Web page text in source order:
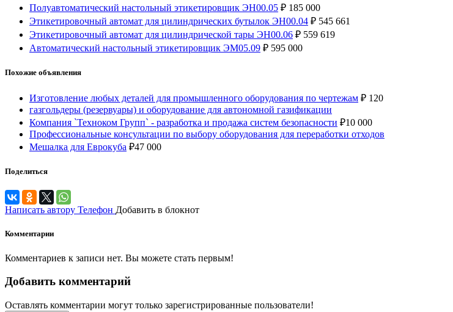
Полуавтоматический настольный этикетировщик ЭН00.05 ₽ 185 000
Этикетировочный автомат для цилиндрических бутылок ЭН00.04 ₽ 545 661
Этикетировочный автомат для цилиндрической тары ЭН00.06 ₽ 559 619
Автоматический настольный этикетировщик ЭМ05.09 ₽ 595 000
Похожие объявления
Изготовление любых деталей для промышленного оборудования по чертежам ₽ 120
газгольдеры (резервуары) и оборудование для автономной газификации
Компания `Техноком Групп` - разработка и продажа систем безопасности ₽10 000
Профессиональные консультации по выбору оборудования для переработки отходов
Мешалка для Еврокуба ₽47 000
Поделиться
Написать автору Телефон Добавить в блокнот
Комментарии
Комментариев к записи нет. Вы можете стать первым!
Добавить комментарий
Оставлять комментарии могут только зарегистрированные пользователи!